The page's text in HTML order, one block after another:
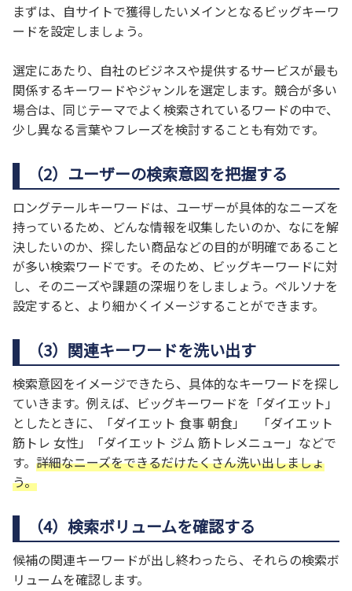
まずは、自サイトで獲得したいメインとなるビッグキーワ
ードを設定しましょう。
選定にあたり、自社のビジネスや提供するサービスが最も
関係するキーワードやジャンルを選定します。競合が多い
場合は、同じテーマでよく検索されているワードの中で、
少し異なる言葉やフレーズを検討することも有効です。
（2）ユーザーの検索意図を把握する
ロングテールキーワードは、ユーザーが具体的なニーズを
持っているため、どんな情報を収集したいのか、なにを解
決したいのか、探したい商品などの目的が明確であること
が多い検索ワードです。そのため、ビッグキーワードに対
し、そのニーズや課題の深堀りをしましょう。ペルソナを
設定すると、より細かくイメージすることができます。
（3）関連キーワードを洗い出す
検索意図をイメージできたら、具体的なキーワードを探し
ていきます。例えば、ビッグキーワードを「ダイエット」
としたときに、「ダイエット 食事 朝食」 「ダイエット
筋トレ 女性」「ダイエット ジム 筋トレメニュー」などで
す。 詳細なニーズをできるだけたくさん洗い出しましょ
う。
（4）検索ボリュームを確認する
候補の関連キーワードが出し終わったら、それらの検索ボ
リュームを確認します。